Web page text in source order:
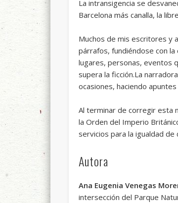
La intransigencia se
Barcelona más canalla, la
Muchos de mis escritores y
párrafos, fundiéndose con
lugares, personas, eventos
supera la ficción.La
ocasiones, haciendo
Al terminar de corregir esta
la Orden del Imperio
servicios para la igualdad
Autora
Ana Eugenia Venegas
intersección del Parque